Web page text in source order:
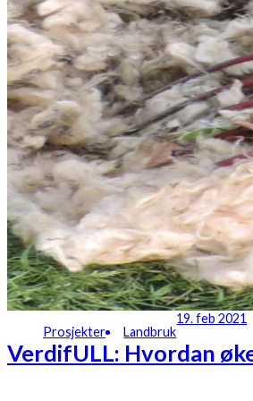
Prosjekter Landbruk
19. feb 2021
VerdifULL: Hvordan